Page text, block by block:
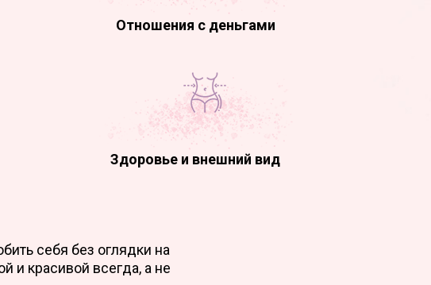
Отношения с деньгами
Здоровье и внешний вид
себя без оглядки на
и красивой всегда, а не